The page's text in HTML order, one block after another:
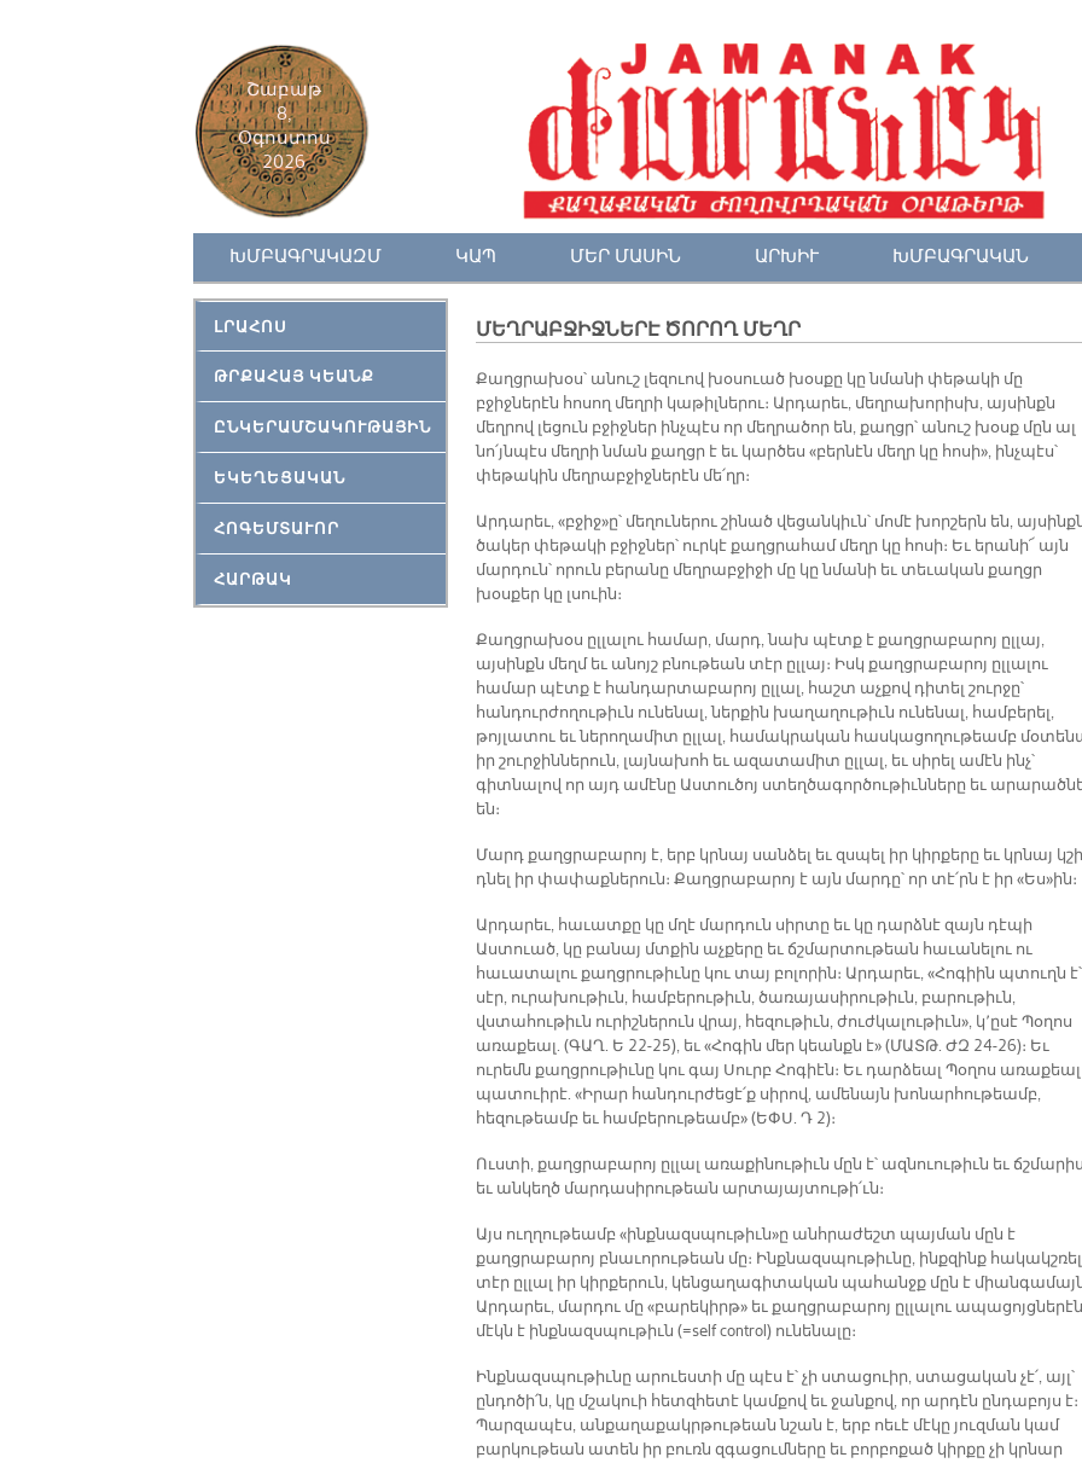
Շաբաթ
8,
Օգոստոս
2026
ԽՄԲԱԳՐԱԿԱԶՄ ԿԱՊ ՄԵՐ ՄԱՍԻՆ ԱՐԽԻՒ ԽՄԲԱԳՐԱԿԱՆ
ԼՐԱՀՈՍ
ԹՐՔԱՀԱՅ ԿԵԱՆՔ
ԸՆԿԵՐԱՄՇԱԿՈՒԹԱՅԻՆ
ԵԿԵՂԵՑԱԿԱՆ
ՀՈԳԵՄՏԱՒՈՐ
ՀԱՐԹԱԿ
ՄԵՂՐԱԲՋԻՋՆԵՐԷ ԾՈՐՈՂ ՄԵՂՐ
Քաղցրախօս՝ անուշ լեզուով խօսուած խօսքը կը նմանի փեթակի մը
բջիջներէն հոսող մեղրի կաթիլներու։ Արդարեւ, մեղրախորիսխ, այսինքն
մեղրով լեցուն բջիջներ ինչպէս որ մեղրածոր են, քաղցր՝ անուշ խօսք մըն ալ
նո՛յնպէս մեղրի նման քաղցր է եւ կարծես «բերնէն մեղր կը հոսի», ինչպէս՝
փեթակին մեղրաբջիջներէն մե՛ղր։
Արդարեւ, «բջիջ»ը՝ մեղուներու շինած վեցանկիւն՝ մոմէ խորշերն են,
ծակեր փեթակի բջիջներ՝ ուրկէ քաղցրահամ մեղր կը հոսի։ Եւ երանի՜ այն
մարդուն՝ որուն բերանը մեղրաբջիջի մը կը նմանի եւ տեւական քաղցր
խօսքեր կը լսուին։
Քաղցրախօս ըլլալու համար, մարդ, նախ պէտք է քաղցրաբարոյ ըլլայ,
այսինքն մեղմ եւ անոյշ բնութեան տէր ըլլայ։ Իսկ քաղցրաբարոյ ըլլալու
համար պէտք է հանդարտաբարոյ ըլլալ, հաշտ աչքով դիտել շուրջը՝
հանդուրժողութիւն ունենալ, ներքին խաղաղութիւն ունենալ, համբերել,
թոյլատու եւ ներողամիտ ըլլալ, համակրական հասկացողութեամբ
իր շուրջիններուն, լայնախոհ եւ ազատամիտ ըլլալ, եւ սիրել ամէն ինչ՝
գիտնալով որ այդ ամէնը Աստուծոյ ստեղծագործութիւնները եւ
են։
Մարդ քաղցրաբարոյ է, երբ կրնայ սանձել եւ զսպել իր կիրքերը եւ կրնայ
դնել իր փափաքներուն։ Քաղցրաբարոյ է այն մարդը՝ որ տէ՛րն է իր «Ես»ին։
Արդարեւ, հաւատքը կը մղէ մարդուն սիրտը եւ կը դարձնէ զայն դէպի
Աստուած, կը բանայ մտքին աչքերը եւ ճշմարտութեան հաւանելու ու
հաւատալու քաղցրութիւնը կու տայ բոլորին։ Արդարեւ, «Հոգիին պտուղն է՝
սէր, ուրախութիւն, համբերութիւն, ծառայասիրութիւն, բարութիւն,
վստահութիւն ուրիշներուն վրայ, հեզութիւն, ժուժկալութիւն», կ՚ըսէ Պօղոս
առաքեալ. (ԳԱՂ. Ե 22-25), եւ «Հոգին մեր կեանքն է» (ՄԱՏԹ. ԺԶ 24-26)։ Եւ
ուրեմն քաղցրութիւնը կու գայ Սուրբ Հոգիէն։ Եւ դարձեալ Պօղոս առաքեալ
պատուիրէ. «Իրար հանդուրժեցէ՛ք սիրով, ամենայն խոնարհութեամբ,
հեզութեամբ եւ համբերութեամբ» (ԵՓՍ. Դ 2)։
Ուստի, քաղցրաբարոյ ըլլալ առաքինութիւն մըն է՝ ազնուութիւն եւ
եւ անկեղծ մարդասիրութեան արտայայտութի՛ւն։
Այս ուղղութեամբ «ինքնազսպութիւն»ը անհրաժեշտ պայման մըն է
քաղցրաբարոյ բնաւորութեան մը։ Ինքնազսպութիւնը, ինքզինք
տէր ըլլալ իր կիրքերուն, կենցաղագիտական պահանջք մըն է
Արդարեւ, մարդու մը «բարեկիրթ» եւ քաղցրաբարոյ ըլլալու ապացոյցներէն
մէկն է ինքնազսպութիւն (=self control) ունենալը։
Ինքնազսպութիւնը արուեստի մը պէս է՝ չի ստացուիր, ստացական չէ՛, այլ՝
ընդոծի՛ն, կը մշակուի հետզհետէ կամքով եւ ջանքով, որ արդէն ընդաբոյս է։
Պարզապէս, անքաղաքակրթութեան նշան է, երբ ոեւէ մէկը յուզման կամ
բարկութեան ատեն իր բուռն զգացումները եւ բորբոքած կիրքը չի կրնար